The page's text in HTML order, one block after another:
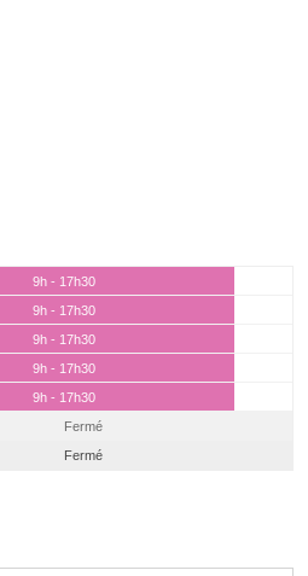
9h - 17h30
9h - 17h30
9h - 17h30
9h - 17h30
9h - 17h30
Fermé
Fermé